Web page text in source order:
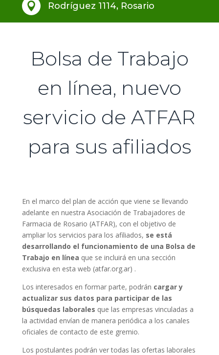
 Rodríguez 1114, Rosario
Bolsa de Trabajo
en línea, nuevo
servicio de ATFAR
para sus afiliados
En el marco del plan de acción que viene se llevando
adelante en nuestra Asociación de Trabajadores de
Farmacia de Rosario (ATFAR), con el objetivo de
ampliar los servicios para los afiliados, se está
desarrollando el funcionamiento de una Bolsa de
Trabajo en línea que se incluirá en una sección
exclusiva en esta web (atfar.org.ar) .
Los interesados en formar parte, podrán cargar y
actualizar sus datos para participar de las
búsquedas laborales que las empresas vinculadas a
la actividad envían de manera periódica a los canales
oficiales de contacto de este gremio.
Los postulantes podrán ver todas las ofertas laborales